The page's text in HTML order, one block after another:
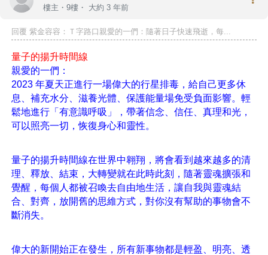
樓主 ・9樓・ 大約 3 年前
回覆 紫金容容：Ｔ字路口親愛的一們：隨著日子快速飛逝，每...
量子的揚升時間線
親愛的一們：
2023 年夏天正進行一場偉大的行星排毒，給自己更多休
息、補充水分、滋養光體、保護能量場免受負面影響。輕
鬆地進行「有意識呼吸」，帶著信念、信任、真理和光，
可以照亮一切，恢復身心和靈性。
量子的揚升時間線在世界中翱翔，將會看到越來越多的清
理、釋放、結束，大轉變就在此時此刻，隨著靈魂擴張和
覺醒，每個人都被召喚去自由地生活，讓自我與靈魂結
合、對齊，放開舊的思維方式，對你沒有幫助的事物會不
斷消失。
偉大的新開始正在發生，所有新事物都是輕盈、明亮、透